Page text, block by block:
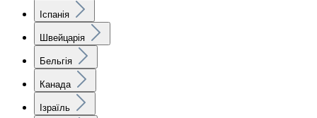
Іспанія
Швейцарія
Бельгія
Канада
Ізраїль